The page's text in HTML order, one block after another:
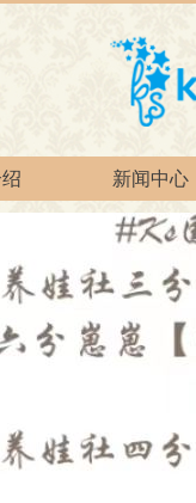
新闻中心